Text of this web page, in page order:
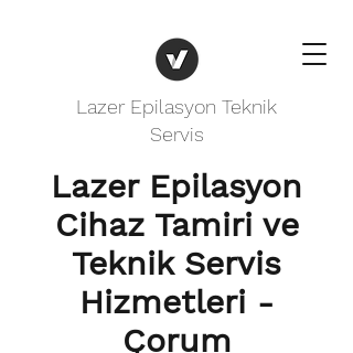
Lazer Epilasyon Teknik
Servis
Lazer Epilasyon
Cihaz Tamiri ve
Teknik Servis
Hizmetleri -
Çorum